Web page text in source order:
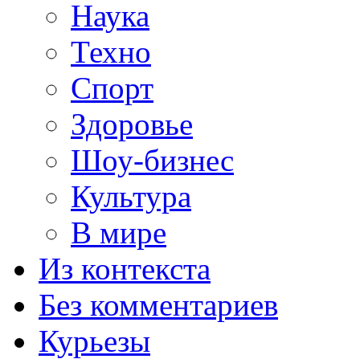
Наука
Техно
Спорт
Здоровье
Шоу-бизнес
Культура
В мире
Из контекста
Без комментариев
Курьезы